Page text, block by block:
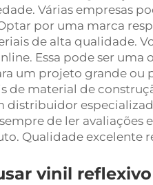
Várias empresas
por uma marca
de alta qualidade.
Essa pode ser uma
um projeto grande ou
de material de
distribuidor
de ler avaliações
Qualidade excelente
vinil